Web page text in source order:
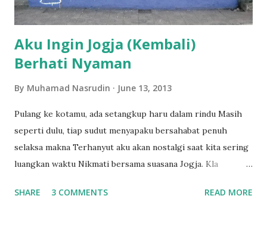
Jogja. Malamnya saya main ...
Aku Ingin Jogja (Kembali)
Berhati Nyaman
By Muhamad Nasrudin June 13, 2013
Pulang ke kotamu, ada setangkup haru dalam rindu Masih
seperti dulu, tiap sudut menyapaku bersahabat penuh
selaksa makna Terhanyut aku akan nostalgi saat kita sering
luangkan waktu Nikmati bersama suasana Jogja. Kla
terngiang di telinga. Dahulu sekali, sekitar lima belas tahun
SHARE 3 COMMENTS READ MORE